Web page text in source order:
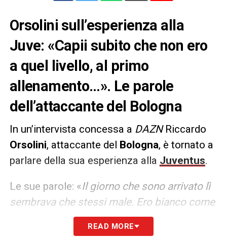
Orsolini sull’esperienza alla
Juve: «Capii subito che non ero
a quel livello, al primo
allenamento…». Le parole
dell’attaccante del Bologna
In un’intervista concessa a DAZNRiccardo
Orsolini, attaccante del Bologna, è tornato a
parlare della sua esperienza alla Juventus.
Le sue parole: «Il giorno che sono arrivato lì
sembrava che stessi male. Ero bianco come
la carta, secco… Poi non andò come
previsto, capii subito che in quel momento
READ MORE